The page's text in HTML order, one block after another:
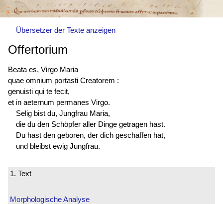
Übersetzer der Texte anzeigen
Offertorium
Beata es, Virgo Maria
quae omnium portasti Creatorem :
genuisti qui te fecit,
et in aeternum permanes Virgo.
Selig bist du, Jungfrau Maria,
die du den Schöpfer aller Dinge getragen hast.
Du hast den geboren, der dich geschaffen hat,
und bleibst ewig Jungfrau.
1. Text
Morphologische Analyse